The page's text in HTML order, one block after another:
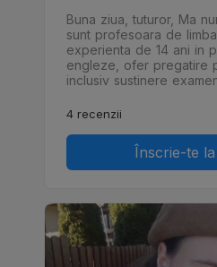
Buna ziua, tuturor, Ma
sunt profesoara de
experienta de 14 ani in
engleze, ofer pregatire
inclusiv sustinere
4 recenzii
Înscrie-te